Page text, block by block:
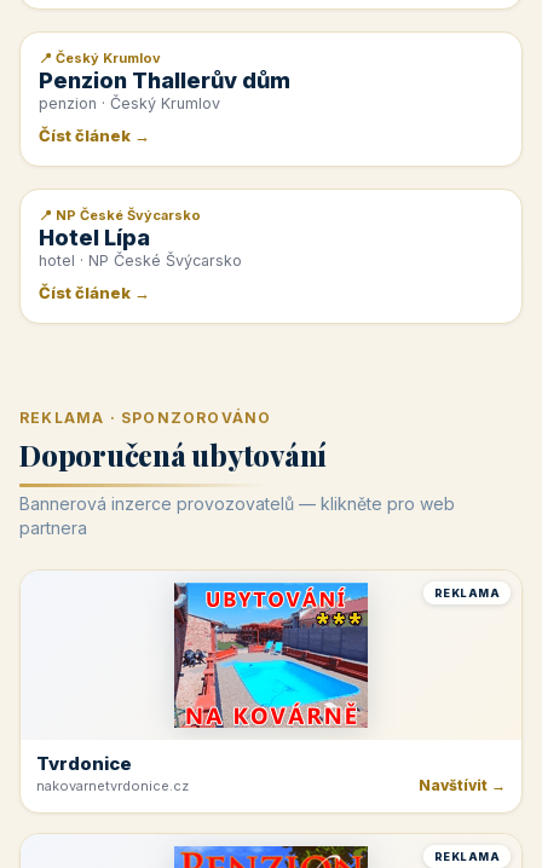
📰 PR článek
📍 Český Krumlov
Penzion Thallerův dům
penzion · Český Krumlov
Číst článek →
📰 PR článek
📍 NP České Švýcarsko
Hotel Lípa
hotel · NP České Švýcarsko
Číst článek →
REKLAMA · SPONZOROVÁNO
Doporučená ubytování
Bannerová inzerce provozovatelů — klikněte pro web
partnera
REKLAMA
Tvrdonice
nakovarnetvrdonice.cz Navštívit →
REKLAMA